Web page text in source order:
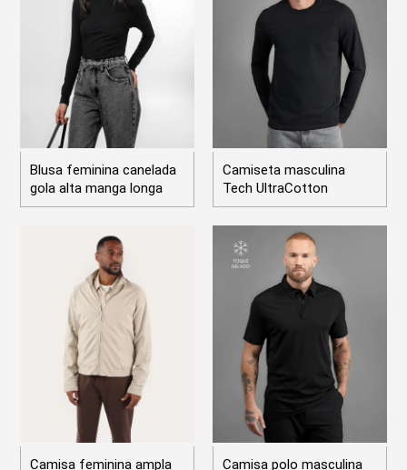
Blusa feminina canelada
gola alta manga longa
Camiseta masculina
Tech UltraCotton
Camisa feminina ampla
Camisa polo masculina